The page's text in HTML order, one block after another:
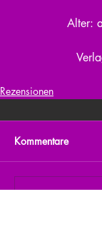
Alter:
Rezensionen
Kommentare